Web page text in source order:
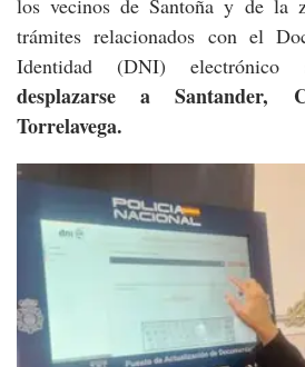
los vecinos de Santoña y de la
trámites relacionados con el
Identidad (DNI) electrónico
desplazarse a Santander,
Torrelavega.